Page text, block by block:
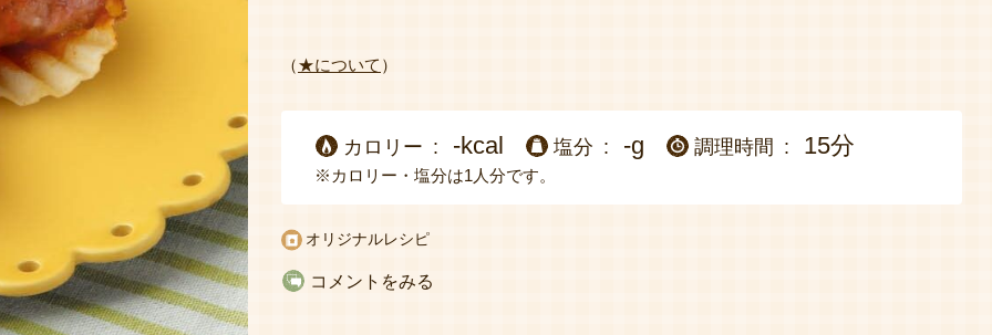
（★について ）
カロリー -kcal 塩分 -g 調理時間 15分
※カロリー・塩分は1人分です。
オリジナルレシピ
コメントをみる